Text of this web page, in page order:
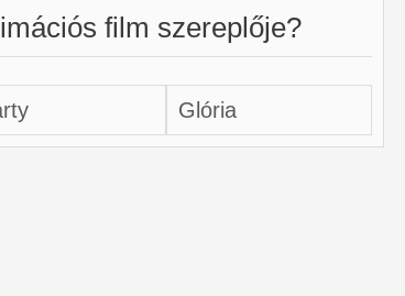
film szereplője?
Glória